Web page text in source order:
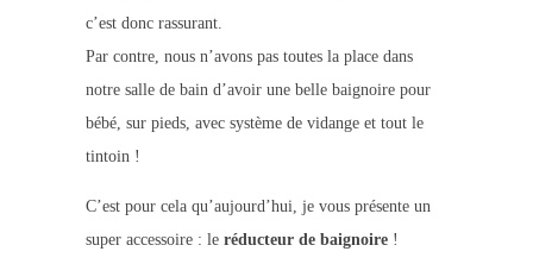
c’est donc rassurant.
Par contre, nous n’avons pas toutes la place dans
notre salle de bain d’avoir une belle baignoire pour
bébé, sur pieds, avec système de vidange et tout le
tintoin !
C’est pour cela qu’aujourd’hui, je vous présente un
super accessoire : le réducteur de baignoire!